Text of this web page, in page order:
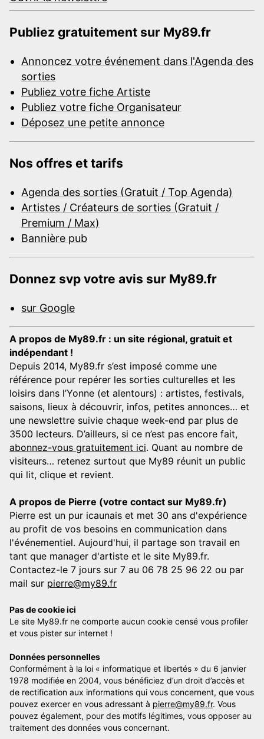
Publiez gratuitement sur My89.fr
Annoncez votre événement dans l'Agenda des
sorties
Publiez votre fiche Artiste
Publiez votre fiche Organisateur
Déposez une petite annonce
Nos offres et tarifs
Agenda des sorties (Gratuit / Top Agenda)
Artistes / Créateurs de sorties (Gratuit /
Premium / Max)
Bannière pub
Donnez svp votre avis sur My89.fr
sur Google
A propos de My89.fr : un site régional, gratuit et
indépendant !
Depuis 2014, My89.fr s’est imposé comme une
référence pour repérer les sorties culturelles et les
loisirs dans l’Yonne (et alentours) : artistes, festivals,
saisons, lieux à découvrir, infos, petites annonces… et
une newslettre suivie chaque week-end par plus de
3500 lecteurs. D’ailleurs, si ce n’est pas encore fait,
abonnez-vous gratuitement ici. Quant au nombre de
visiteurs… retenez surtout que My89 réunit un public
qui lit, clique et revient.
A propos de Pierre (votre contact sur My89.fr)
Pierre est un pur icaunais et met 30 ans d'expérience
au profit de vos besoins en communication dans
l'événementiel. Aujourd'hui, il partage son travail en
tant que manager d'artiste et le site My89.fr.
Contactez-le 7 jours sur 7 au 06 78 25 96 22 ou par
mail sur pierre@my89.fr
Pas de cookie ici
Le site My89.fr ne comporte aucun cookie censé vous profiler
et vous pister sur internet !
Données personnelles
Conformément à la loi « informatique et libertés » du 6 janvier
1978 modifiée en 2004, vous bénéficiez d’un droit d’accès et
de rectification aux informations qui vous concernent, que vous
pouvez exercer en vous adressant à pierre@my89.fr. Vous
pouvez également, pour des motifs légitimes, vous opposer au
traitement des données vous concernant.